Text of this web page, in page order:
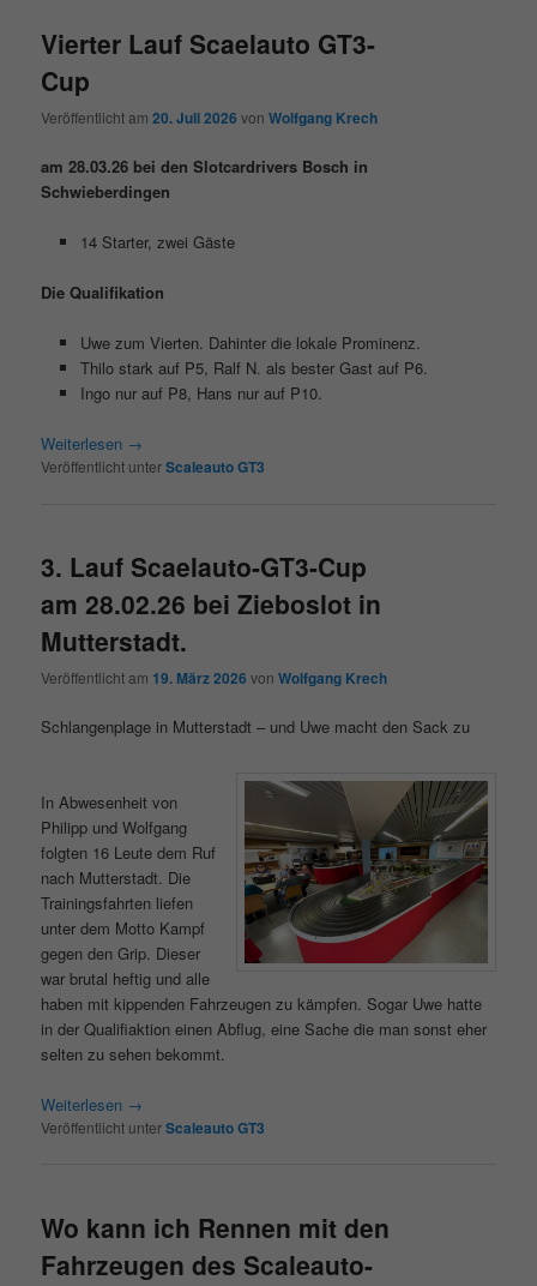
Vierter Lauf Scaelauto GT3-
Cup
Veröffentlicht am20. Juli 2026 vonWolfgang Krech
am 28.03.26 bei den Slotcardrivers Bosch in
Schwieberdingen
14 Starter, zwei Gäste
Die Qualifikation
Uwe zum Vierten. Dahinter die lokale Prominenz.
Thilo stark auf P5, Ralf N. als bester Gast auf P6.
Ingo nur auf P8, Hans nur auf P10.
Weiterlesen →
Veröffentlicht unterScaleauto GT3
3. Lauf Scaelauto-GT3-Cup
am 28.02.26 bei Zieboslot in
Mutterstadt.
Veröffentlicht am 19. März 2026 vonWolfgang Krech
Schlangenplage in Mutterstadt – und Uwe macht den Sack zu
In Abwesenheit von
Philipp und Wolfgang
folgten 16 Leute dem Ruf
nach Mutterstadt. Die
Trainingsfahrten liefen
unter dem Motto Kampf
gegen den Grip. Dieser
war brutal heftig und alle
haben mit kippenden Fahrzeugen zu kämpfen. Sogar Uwe hatte
in der Qualifiaktion einen Abflug, eine Sache die man sonst eher
selten zu sehen bekommt.
Weiterlesen →
Veröffentlicht unterScaleauto GT3
Wo kann ich Rennen mit den
Fahrzeugen des Scaleauto-